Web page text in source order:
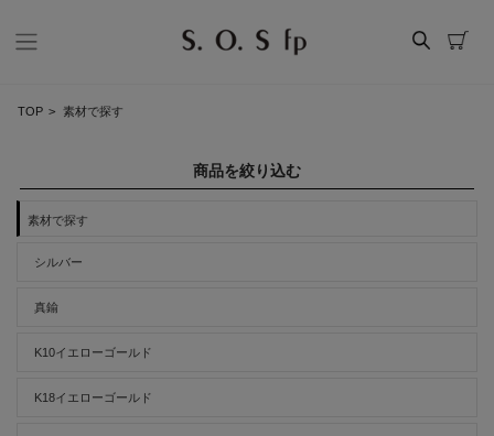
TOP > 素材で探す
商品を絞り込む
素材で探す
シルバー
真鍮
K10イエローゴールド
K18イエローゴールド